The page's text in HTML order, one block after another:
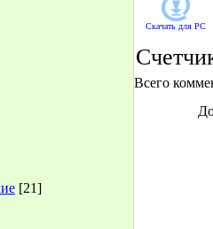
[21]
Скачать для PC
Всего